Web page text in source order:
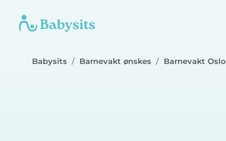
Babysits Barnevakt ønskes Barnevakt Oslo